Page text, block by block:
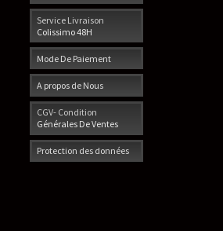
Service Livraison
Colissimo 48H
Mode De Paiement
A propos de Nous
CGV- Condition
Générales De Ventes
Protection des données